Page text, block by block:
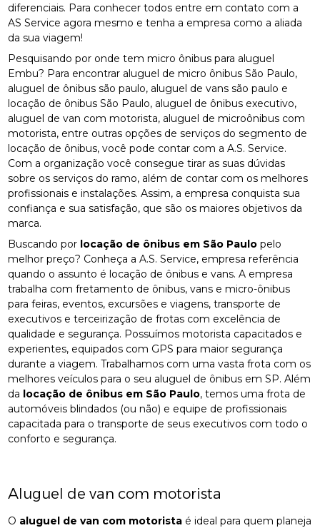
diferenciais. Para conhecer todos entre em contato com a
AS Service agora mesmo e tenha a empresa como a aliada
da sua viagem!
Pesquisando por onde tem micro ônibus para aluguel
Embu? Para encontrar aluguel de micro ônibus São Paulo,
aluguel de ônibus são paulo, aluguel de vans são paulo e
locação de ônibus São Paulo, aluguel de ônibus executivo,
aluguel de van com motorista, aluguel de microônibus com
motorista, entre outras opções de serviços do segmento de
locação de ônibus, você pode contar com a A.S. Service.
Com a organização você consegue tirar as suas dúvidas
sobre os serviços do ramo, além de contar com os melhores
profissionais e instalações. Assim, a empresa conquista sua
confiança e sua satisfação, que são os maiores objetivos da
marca.
Buscando por locação de ônibus em São Paulo pelo
melhor preço? Conheça a A.S. Service, empresa referência
quando o assunto é locação de ônibus e vans. A empresa
trabalha com fretamento de ônibus, vans e micro-ônibus
para feiras, eventos, excursões e viagens, transporte de
executivos e terceirização de frotas com excelência de
qualidade e segurança. Possuímos motorista capacitados e
experientes, equipados com GPS para maior segurança
durante a viagem. Trabalhamos com uma vasta frota com os
melhores veículos para o seu aluguel de ônibus em SP. Além
da locação de ônibus em São Paulo, temos uma frota de
automóveis blindados (ou não) e equipe de profissionais
capacitada para o transporte de seus executivos com todo o
conforto e segurança.
Aluguel de van com motorista
O aluguel de van com motorista é ideal para quem planeja